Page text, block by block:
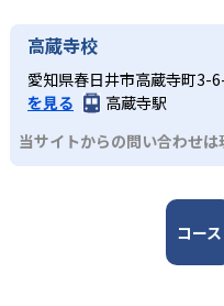
高蔵寺校
愛知県春日井市高蔵寺町3-
を見る
高蔵寺駅
当サイトからの問い合わせ
コース